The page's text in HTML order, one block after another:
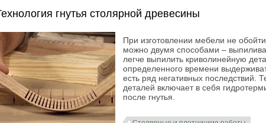
гнутья столярной древесины
При изготовлении мебели не
можно двумя способами –
легче выпилить криволинейную
определенного времени
есть ряд негативных последствий.
деталей включает в себя
после гнутья.